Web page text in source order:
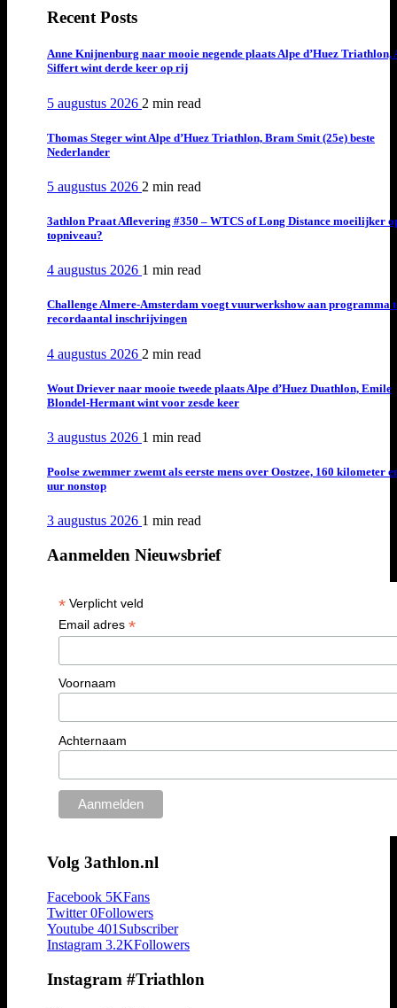
Recent Posts
Anne Knijnenburg naar mooie negende plaats Alpe d’Huez Triathlon,
Siffert wint derde keer op rij
5 augustus 2026 2 min read
Thomas Steger wint Alpe d’Huez Triathlon, Bram Smit (25e) beste
Nederlander
5 augustus 2026 2 min read
3athlon Praat Aflevering #350 – WTCS of Long Distance moeilijker
topniveau?
4 augustus 2026 1 min read
Challenge Almere-Amsterdam voegt vuurwerkshow aan programma
recordaantal inschrijvingen
4 augustus 2026 2 min read
Wout Driever naar mooie tweede plaats Alpe d’Huez Duathlon, Emile
Blondel-Hermant wint voor zesde keer
3 augustus 2026 1 min read
Poolse zwemmer zwemt als eerste mens over Oostzee, 160 kilometer
uur nonstop
3 augustus 2026 1 min read
Aanmelden Nieuwsbrief
*Verplicht veld
Email adres *
Voornaam
Achternaam
Volg 3athlon.nl
Facebook 5KFans
Twitter 0Followers
Youtube 401 Subscriber
Instagram 3.2KFollowers
Instagram #Triathlon